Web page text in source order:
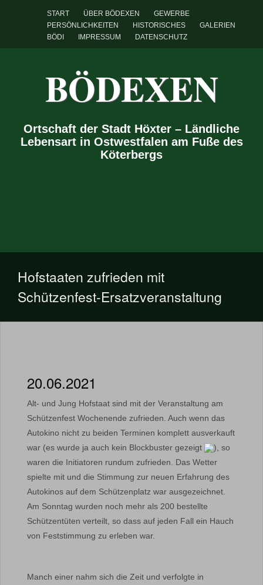
START ÜBER BÖDEXEN
GEWERBE
PERSÖNLICHKEITEN
HISTORISCHES
GALERIEN
BÖDI
IMPRESSUM DATENSCHUTZ
BÖDEXEN
Ortschaft der Stadt Höxter – Ländliche
Lebensart in Ostwestfalen am Fuße des
Köterbergs
Hofstaaten zufrieden mit
Schützenfest-Ersatzveranstaltung
20.06.2021
Alt- und Jung Hofstaat sind mit der Veranstaltung am
Schützenfest Wochenende zufrieden. Auch wenn das
Autokino nicht zu beiden Terminen komplett ausverkauft
war (es wurde ja auch kein Blockbuster gezeigt
), so
waren die Initiatoren rundum zufrieden. Das Wetter
spielte mit und die Stimmung zur neuen Erfahrung des
Autokinos auf dem Schützenplatz war ausgezeichnet.
Am Sonntag wurden noch mehr als 200 bestellte
Schützentüten verteilt, so dass auf jeden Fall ein Hauch
von Feststimmung zu erleben war.
Manch einer nahm sich die Zeit und verfolgte in